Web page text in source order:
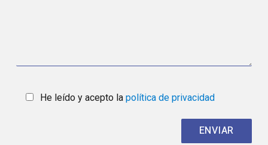
He leído y acepto la política de privacidad